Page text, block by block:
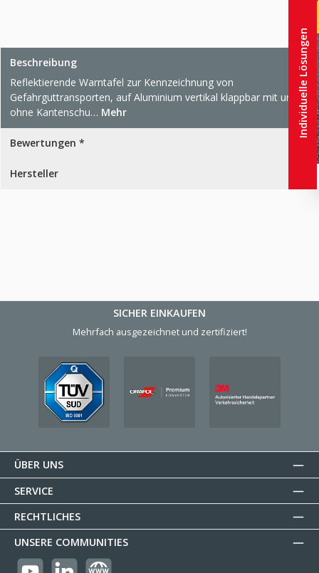
Beschreibung
Reflektierende Warntafel zur Kennzeichnung von
Gefahrguttransporten, auf Aluminium vertikal klappbar mit und
ohne Kantenschu… Mehr
Bewertungen *
Hersteller
SICHER EINKAUFEN
Mehrfach ausgezeichnet und zertifiziert!
ÜBER UNS
SERVICE
RECHTLICHES
UNSERE COMMUNITIES
Individuelle Lösungen